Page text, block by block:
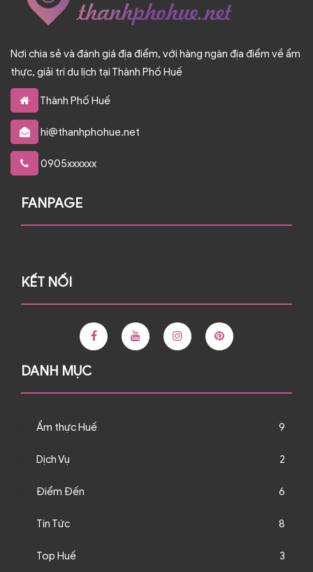
Nơi chia sẻ và đánh giá địa điểm, với hàng ngàn địa điểm về ẩm
thực, giải trí du lịch tại Thành Phố Huế
Thành Phố Huế
hi@thanhphohue.net
0905xxxxxx
FANPAGE
KẾT NỐI
DANH MỤC
Ẩm thực Huế 9
Dịch Vụ 2
Điểm Đến 6
Tin Tức 8
Top Huế 3